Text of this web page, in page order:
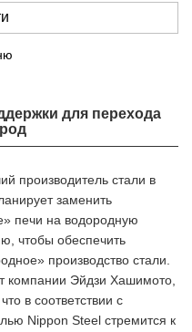
для перехода
производитель стали в
заменить
печи на водородную
чтобы обеспечить
производство стали.
компании Эйдзи Хашимото,
в соответствии с
Nippon Steel стремится к